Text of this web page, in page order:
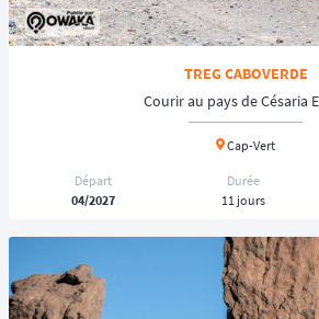
TREG CABOVERDE
Courir au pays de Césaria
Cap-Vert
Départ
04/2027
Durée
11 jours